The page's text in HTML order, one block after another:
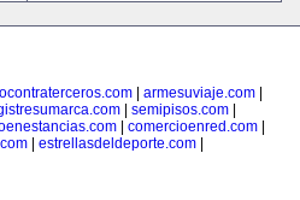
| armesuviaje.com|
| semipisos.com|
comercioenred.com
estrellasdeldeporte.com